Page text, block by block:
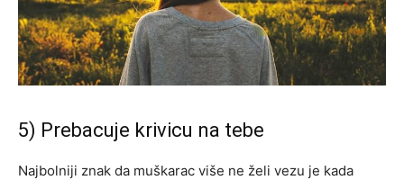
5) Prebacuje krivicu na tebe
Najbolniji znak da muškarac više ne želi vezu je kada